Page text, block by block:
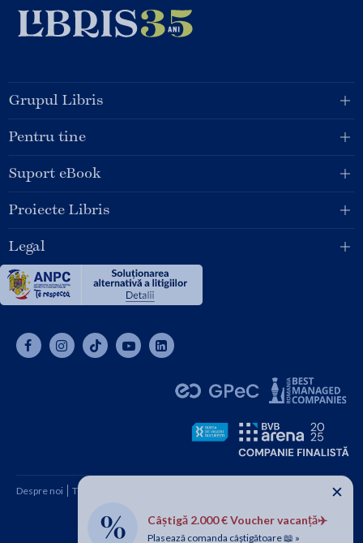
Câștigă 2.000 € Voucher vacanță✈️
Plasează comanda câștigătoare 📖 »
✕
Grupul Libris
Pentru tine
Suport eBook
Proiecte Libris
Legal
Despre noi Termeni și condiții
Copyright © 2026 SC Libris SRL, CUI: RO1094992, Reg. Com.